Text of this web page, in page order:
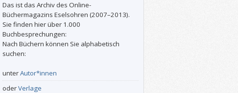
Das ist das Archiv des Online-
Büchermagazins Eselsohren (2007–2013).
Sie finden hier über 1.000
Buchbesprechungen:
Nach Büchern können Sie alphabetisch
suchen:
unterAutor*innen
oderVerlage